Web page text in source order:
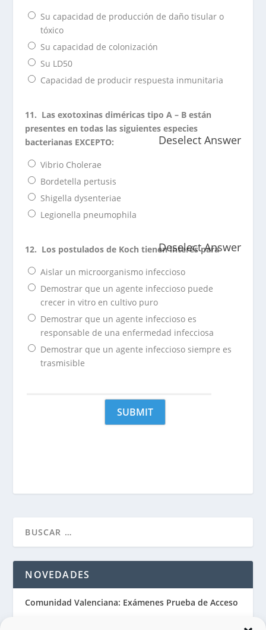
Su capacidad de producción de daño tisular o
tóxico
Su capacidad de colonización
Su LD50
Capacidad de producir respuesta inmunitaria
11. Las exotoxinas diméricas tipo A – B están
presentes en todas las siguientes especies
bacterianas EXCEPTO:
Deselect Answer
Vibrio Cholerae
Bordetella pertusis
Shigella dysenteriae
Legionella pneumophila
12. Los postulados de Koch tienen interés para
Deselect Answer
Aislar un microorganismo infeccioso
Demostrar que un agente infeccioso puede
crecer in vitro en cultivo puro
Demostrar que un agente infeccioso es
responsable de una enfermedad infecciosa
Demostrar que un agente infeccioso siempre es
trasmisible
NOVEDADES
Comunidad Valenciana: Exámenes Prueba de Acceso